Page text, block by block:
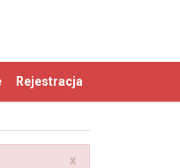
Rejestracja
x